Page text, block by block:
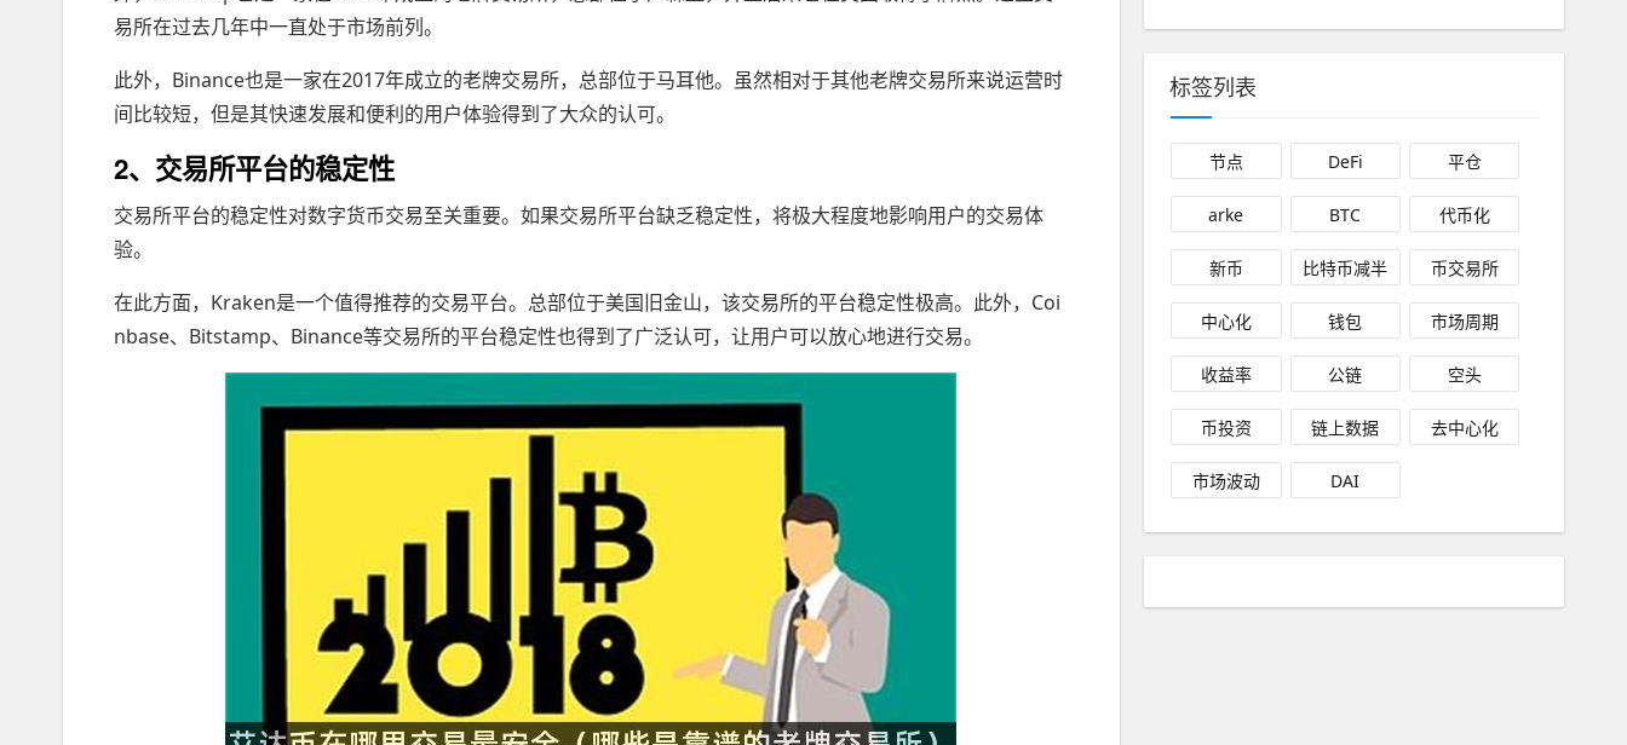
易所在过去几年中一直处于市场前列。
此外，Binance也是一家在2017年成立的老牌交易所，总部位于马耳他。虽然相对于其他老牌交易所来说运营时
间比较短，但是其快速发展和便利的用户体验得到了大众的认可。
2、交易所平台的稳定性
交易所平台的稳定性对数字货币交易至关重要。如果交易所平台缺乏稳定性，将极大程度地影响用户的交易体
验。
在此方面，Kraken是一个值得推荐的交易平台。总部位于美国旧金山，该交易所的平台稳定性极高。此外，Coi
nbase、Bitstamp、Binance等交易所的平台稳定性也得到了广泛认可，让用户可以放心地进行交易。
标签列表
节点 DeFi 平仓
arke BTC 代币化
新币 比特币减半 币交易所
中心化 钱包 市场周期
收益率 公链 空头
币投资 链上数据 去中心化
市场波动 DAI